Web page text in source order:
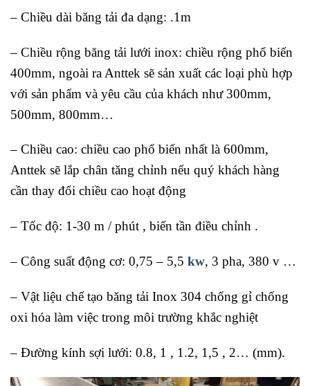
– Chiều dài băng tải đa dạng: .1m
– Chiều rộng băng tải lưới inox: chiều rộng phổ biến
400mm, ngoài ra Anttek sẽ sản xuất các loại phù hợp
với sản phẩm và yêu cầu của khách như 300mm,
500mm, 800mm…
– Chiều cao: chiều cao phổ biến nhất là 600mm,
Anttek sẽ lắp chân tăng chỉnh nếu quý khách hàng
cần thay đổi chiều cao hoạt động
– Tốc độ: 1-30 m / phút , biến tần điều chỉnh .
– Công suất động cơ: 0,75 – 5,5 kw, 3 pha, 380 v …
– Vật liệu chế tạo băng tải Inox 304 chống gỉ chống
oxi hóa làm việc trong môi trường khắc nghiệt
– Đường kính sợi lưới: 0.8, 1 , 1.2, 1,5 , 2… (mm).